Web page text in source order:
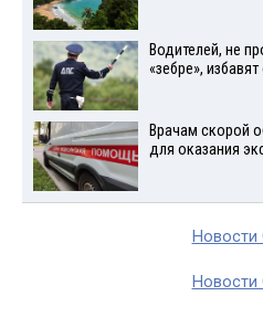
Водителей, не
«зебре»,
Врачам скорой
для оказания